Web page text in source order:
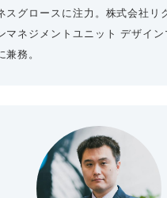
スグロースに注力。株式会社リ
マネジメントユニット デザイン
兼務。